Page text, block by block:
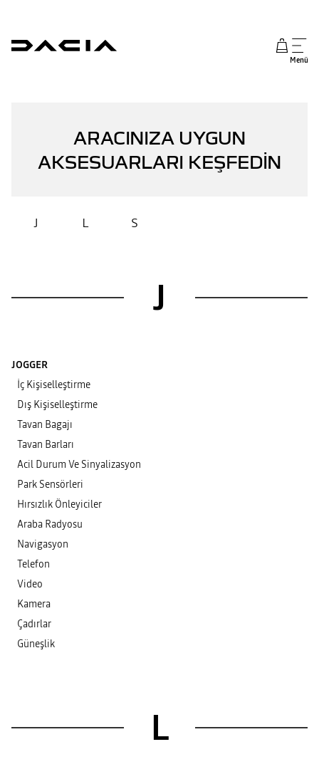
Menü
ARACINIZA UYGUN
AKSESUARLARI KEŞFEDİN
J L S
J
JOGGER
İç Kişiselleştirme
Dış Kişiselleştirme
Tavan Bagajı
Tavan Barları
Acil Durum Ve Sinyalizasyon
Park Sensörleri
Hırsızlık Önleyiciler
Araba Radyosu
Navigasyon
Telefon
Video
Kamera
Çadırlar
Güneşlik
L